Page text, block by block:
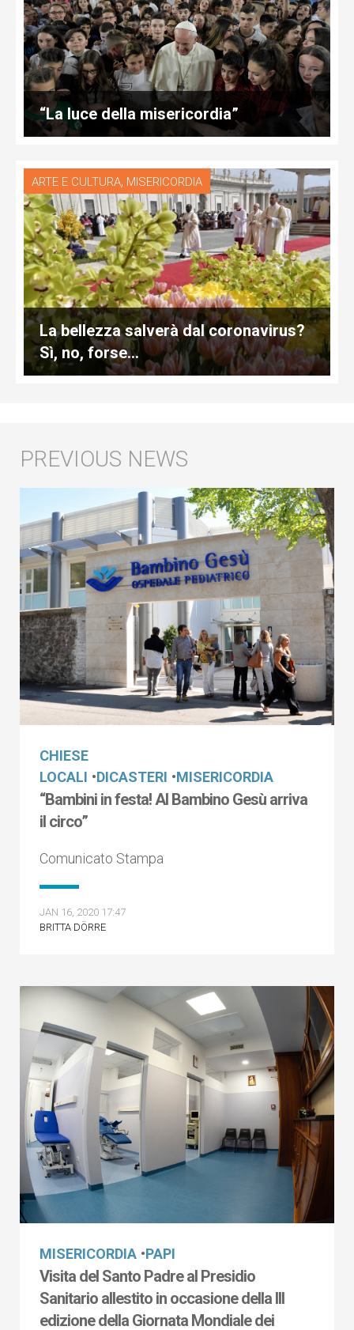
“La luce della misericordia”
ARTE E CULTURA, MISERICORDIA
La bellezza salverà dal coronavirus?
Sì, no, forse…
CHIESE
LOCALI •DICASTERI •MISERICORDIA
“Bambini in festa! Al Bambino Gesù arriva
il circo”
Comunicato Stampa
JAN 16, 2020 17:47
BRITTA DÖRRE
MISERICORDIA •PAPI
Visita del Santo Padre al Presidio
Sanitario allestito in occasione della III
edizione della Giornata Mondiale dei